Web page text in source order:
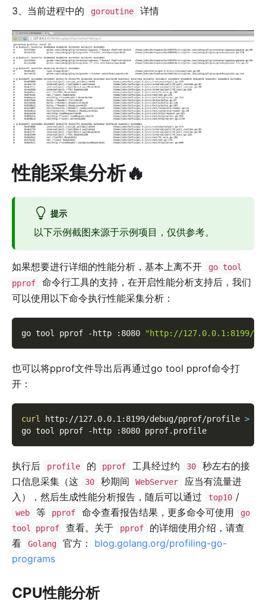
3、当前进程中的 goroutine 详情
性能采集分析🔥
提示
以下示例截图来源于示例项目，仅供参考。
如果想要进行详细的性能分析，基本上离不开
go tool
pprof
命令行工具的支持，在开启性能分析支持后，我们
可以使用以下命令执行性能采集分析：
go tool pprof -http :8080 "http://127.0.0.1:8199/
也可以将pprof文件导出后再通过go tool pprof命令打
开：
curl http://127.0.0.1:8199/debug/pprof/profile >
go tool pprof
-http :8080 pprof.profile
执行后 profile 的 pprof 工具经过约 30
秒左右的接
口信息采集（这
30 秒期间 WebServer
应当有流量进
入），然后生成性能分析报告，随后可以通过
top10 /
web 等 pprof 命令查看报告结果，更多命令可使用
go
tool pprof
查看。关于 pprof
的详细使用介绍，请查
看
Golang 官方： blog.golang.org/profiling-go-
programs
CPU性能分析